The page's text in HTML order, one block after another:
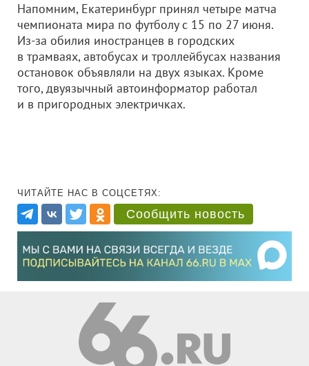
Напомним, Екатеринбург принял четыре матча
чемпионата мира по футболу с 15 по 27 июня.
Из-за обилия иностранцев в городских
в трамваях, автобусах и троллейбусах названия
остановок объявляли на двух языках. Кроме
того, двуязычный автоинформатор работал
и в пригородных электричках.
ЧИТАЙТЕ НАС В СОЦСЕТЯХ:
Сообщить новость